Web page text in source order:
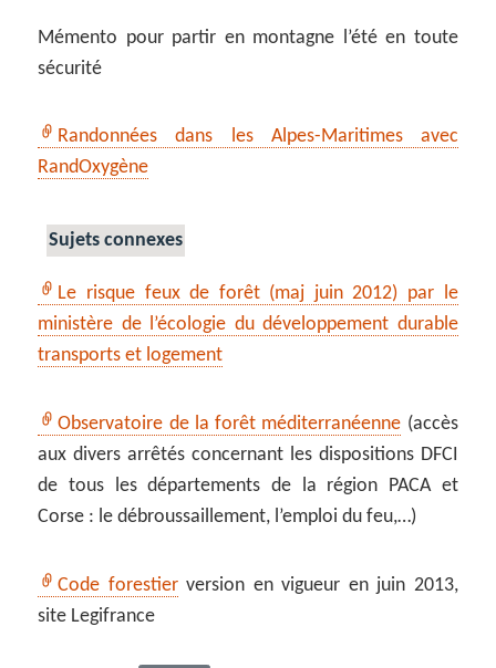
Mémento pour partir en montagne l’été en toute
sécurité
Randonnées dans les Alpes-Maritimes avec
RandOxygène
Sujets connexes
Le risque feux de forêt (maj juin 2012) par le
ministère de l’écologie du développement durable
transports et logement
Observatoire de la forêt méditerranéenne (accès
aux divers arrêtés concernant les dispositions DFCI
de tous les départements de la région PACA et
Corse : le débroussaillement, l’emploi du feu,…)
Code forestierversion en vigueur en juin 2013,
site Legifrance